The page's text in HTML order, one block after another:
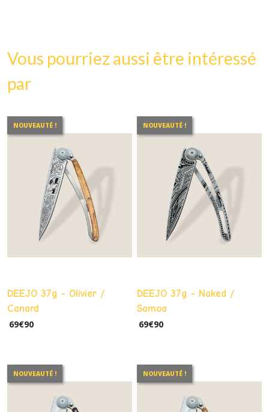
Vous pourriez aussi être intéressé
par
NOUVEAUTÉ !
DEEJO 37g - Olivier /
Canard
69€90
NOUVEAUTÉ !
DEEJO 37g - Naked /
Samoa
69€90
NOUVEAUTÉ ! NOUVEAUTÉ !